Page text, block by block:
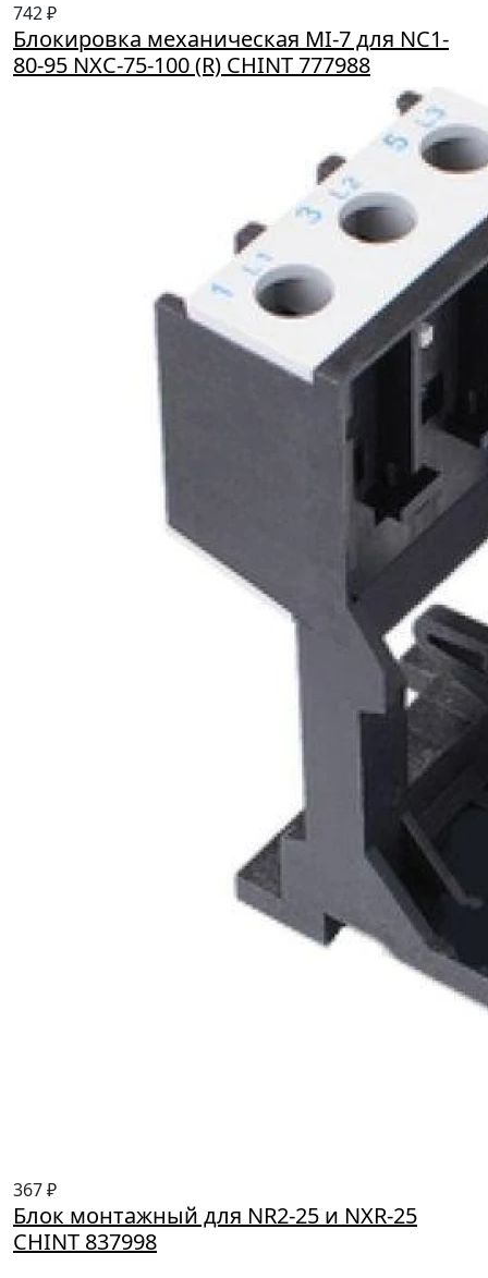
742 ₽
Блокировка механическая MI-7 для NC1-
80-95 NXC-75-100 (R) CHINT 777988
367 ₽
Блок монтажный для NR2-25 и NXR-25
CHINT 837998